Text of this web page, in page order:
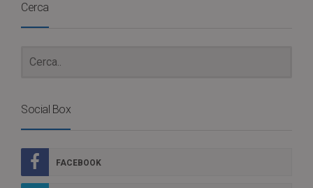
Cerca
Social Box
FACEBOOK